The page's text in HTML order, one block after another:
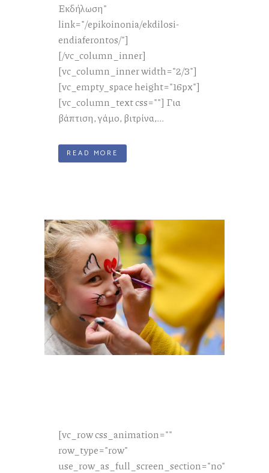
Εκδήλωση"
link="/epikoinonia/ekdilosi-
endiaferontos/"]
[/vc_column_inner]
[vc_column_inner width="2/3"]
[vc_empty_space height="16px"]
[vc_column_text css=""] Για
βάπτιση, γάμο, βιτρίνα,...
READ MORE
[vc_row css_animation=""
row_type="row"
use_row_as_full_screen_section="no"